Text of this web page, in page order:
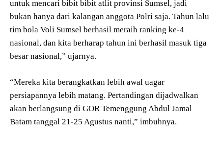
untuk mencari bibit bibit atlit provinsi Sumsel, jadi
bukan hanya dari kalangan anggota Polri saja. Tahun lalu
tim bola Voli Sumsel berhasil meraih ranking ke-4
nasional, dan kita berharap tahun ini berhasil masuk tiga
besar nasional,” ujarnya.
“Mereka kita berangkatkan lebih awal uagar
persiapannya lebih matang. Pertandingan dijadwalkan
akan berlangsung di GOR Temenggung Abdul Jamal
Batam tanggal 21-25 Agustus nanti,” imbuhnya.